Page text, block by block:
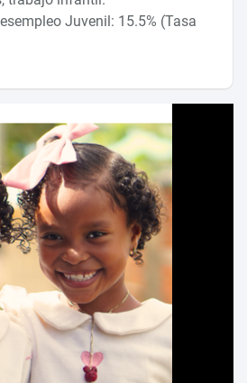
Juvenil: 15.5% (Tasa